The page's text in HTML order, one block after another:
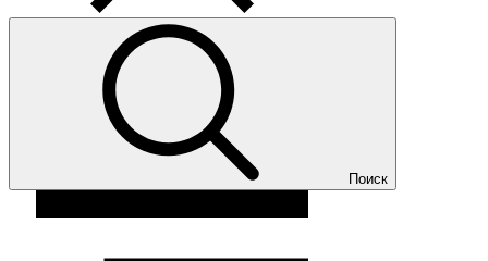
Поиск